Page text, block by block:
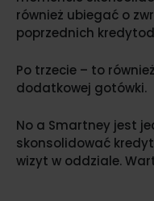
również ubiegać o
poprzednich
Po trzecie – to
dodatkowej gotówki.
No a Smartney jest
skonsolidować
wizyt w oddziale.